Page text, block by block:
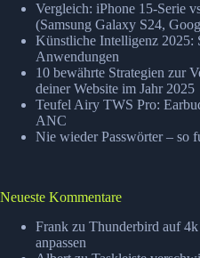
Vergleich: iPhone 15-Serie
(Samsung Galaxy S24,
Künstliche Intelligenz 2025:
Anwendungen
10 bewährte Strategien zur
deiner Website im Jahr 2025
Teufel Airy TWS Pro:
ANC
Nie wieder Passwörter – so
Neueste Kommentare
Frank zu Thunderbird auf
anpassen